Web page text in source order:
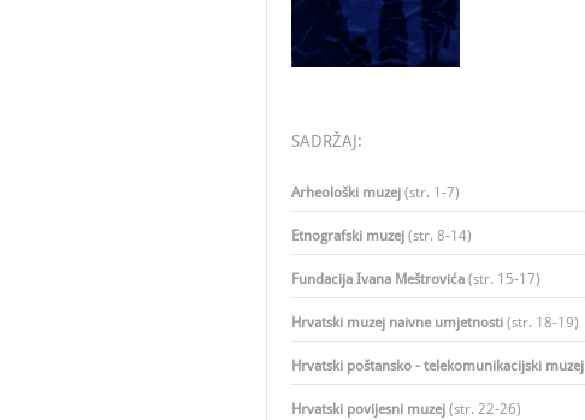
SADRŽAJ:
Arheološki muzej (str. 1-7)
Etnografski muzej (str. 8-14)
Fundacija Ivana Meštrovića (str. 15-17)
Hrvatski muzej naivne umjetnosti (str. 18-19)​
Hrvatski poštansko - telekomunikacijski muzej
Hrvatski povijesni muzej (str. 22-26)​